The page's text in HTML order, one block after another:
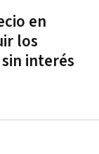
en
los
interés